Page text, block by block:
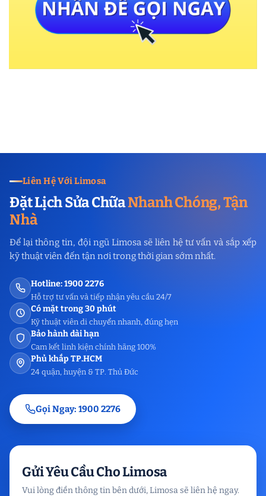
Liên Hệ Với Limosa
Đặt Lịch Sửa ChữaNhanh Chóng, Tận
Nhà
Để lại thông tin, đội ngũ Limosa sẽ liên hệ tư vấn và sắp xếp
kỹ thuật viên đến tận nơi trong thời gian sớm nhất.
Hotline: 1900 2276
Hỗ trợ tư vấn và tiếp nhận yêu cầu 24/7
Có mặt trong 30 phút
Kỹ thuật viên di chuyển nhanh, đúng hẹn
Bảo hành dài hạn
Cam kết linh kiện chính hãng 100%
Phủ khắp TP.HCM
24 quận, huyện & TP. Thủ Đức
Gọi Ngay: 1900 2276
Gửi Yêu Cầu Cho Limosa
Vui lòng điền thông tin bên dưới, Limosa sẽ liên hệ ngay.